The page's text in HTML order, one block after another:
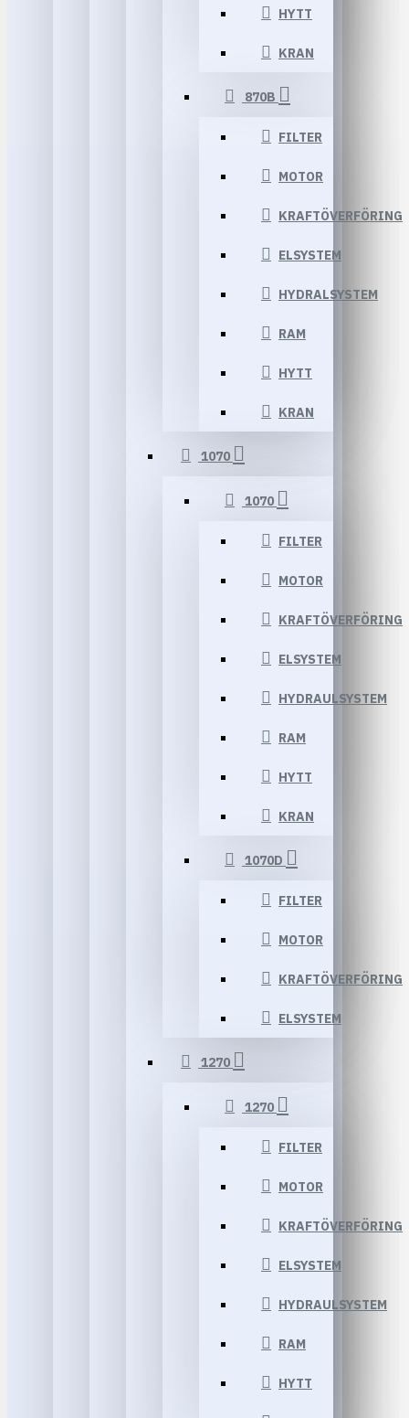
HYTT
KRAN
870B
FILTER
MOTOR
KRAFTÖVERFÖRING
ELSYSTEM
HYDRALSYSTEM
RAM
HYTT
KRAN
1070
1070
FILTER
MOTOR
KRAFTÖVERFÖRING
ELSYSTEM
HYDRAULSYSTEM
RAM
HYTT
KRAN
1070D
FILTER
MOTOR
KRAFTÖVERFÖRING
ELSYSTEM
1270
1270
FILTER
MOTOR
KRAFTÖVERFÖRING
ELSYSTEM
HYDRAULSYSTEM
RAM
HYTT